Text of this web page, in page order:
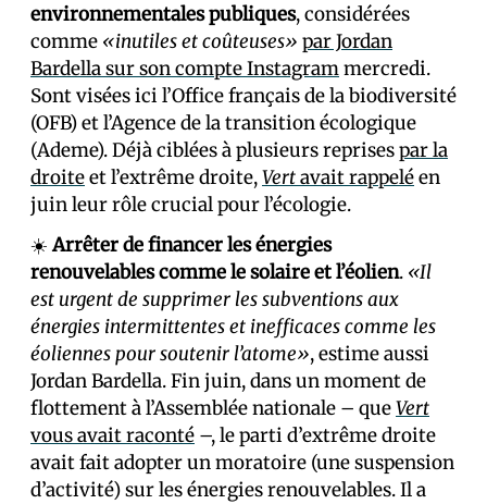
environnementales publiques, considérées
comme «inutiles et coûteuses» par Jordan
Bardella sur son compte Instagrammercredi.
Sont visées ici l’Office français de la biodiversité
(OFB) et l’Agence de la transition écologique
(Ademe). Déjà ciblées à plusieurs reprisespar la
droiteet l’extrême droite,Vertavait rappeléen
juin leur rôle crucial pour l’écologie.
☀️Arrêter de financer les énergies
renouvelables comme le solaire et l’éolien. «Il
est urgent de supprimer les subventions aux
énergies intermittentes et inefficaces comme les
éoliennes pour soutenir l’atome», estime aussi
Jordan Bardella. Fin juin, dans un moment de
flottement à l’Assemblée nationale – queVert
vous avait raconté –, le parti d’extrême droite
avait fait adopter un moratoire (une suspension
d’activité) sur les énergies renouvelables. Il a